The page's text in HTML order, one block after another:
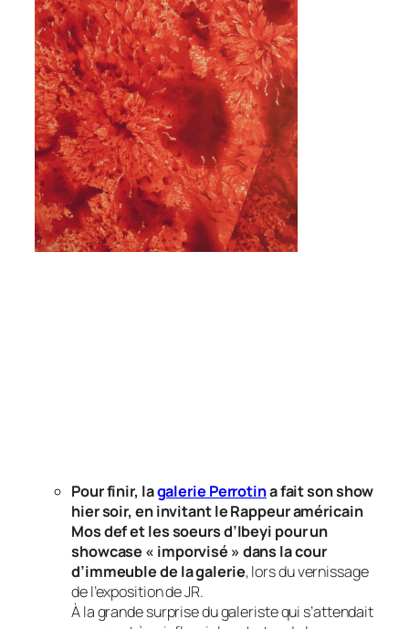
Pour finir, lagalerie Perrotina fait son show
hier soir, en invitant le Rappeur américain
Mos def et les soeurs d’Ibeyi pour un
showcase « imporvisé » dans la cour
d’immeuble de la galerie, lors du vernissage
de l’exposition de JR.
À la grande surprise du galeriste qui s’attendait